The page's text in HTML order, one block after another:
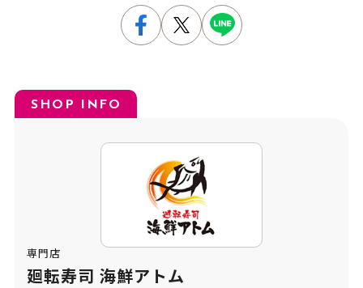
SHOP INFO
専門店
廻転寿司 海鮮アトム